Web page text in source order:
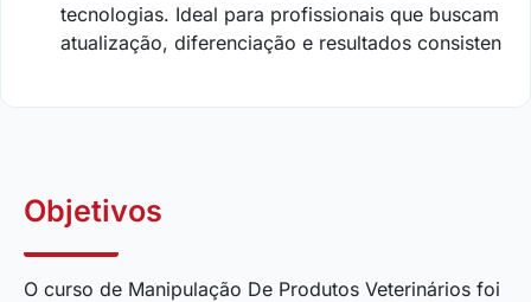
tecnologias. Ideal para profissionais que buscam
atualização, diferenciação e resultados consisten
Objetivos
O curso de Manipulação De Produtos Veterinários foi